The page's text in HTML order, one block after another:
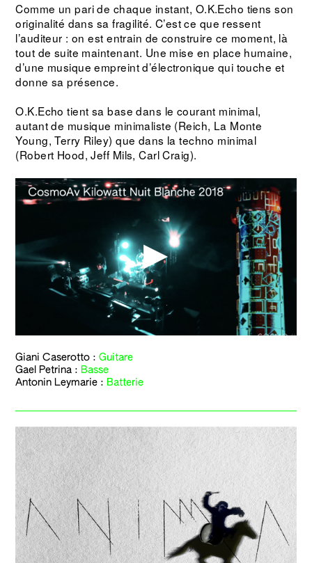
Comme un pari de chaque instant, O.K.Echo tiens son
originalité dans sa fragilité. C’est ce que ressent
l’auditeur : on est entrain de construire ce moment, là
tout de suite maintenant. Une mise en place humaine,
d’une musique empreint d’électronique qui touche et
donne sa présence.
O.K.Echo tient sa base dans le courant minimal,
autant de musique minimaliste (Reich, La Monte
Young, Terry Riley) que dans la techno minimal
(Robert Hood, Jeff Mils, Carl Craig).
Giani Caserotto :Guitare
Gael Petrina : Basse
Antonin Leymarie : Batterie